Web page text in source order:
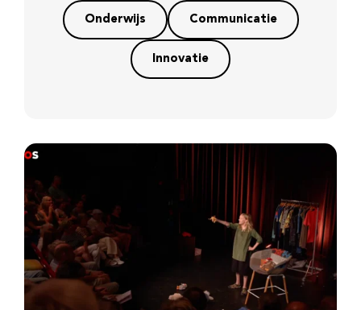
Onderwijs Communicatie
Innovatie